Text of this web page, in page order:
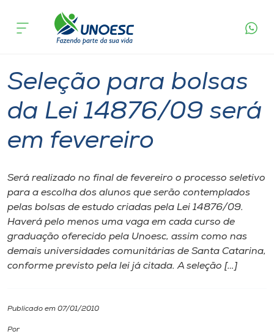
Cursos
Pesquisa
Atendimento ao Estudante
Portal de Ensino
A
Unoesc
Internacionalização
acontece
Seleção para bolsas
da Lei 14876/09 será
em fevereiro
Será realizado no final de fevereiro o processo seletivo
para a escolha dos alunos que serão contemplados
pelas bolsas de estudo criadas pela Lei 14876/09.
Haverá pelo menos uma vaga em cada curso de
graduação oferecido pela Unoesc, assim como nas
demais universidades comunitárias de Santa Catarina,
conforme previsto pela lei já citada. A seleção […]
Publicado em 07/01/2010
Por